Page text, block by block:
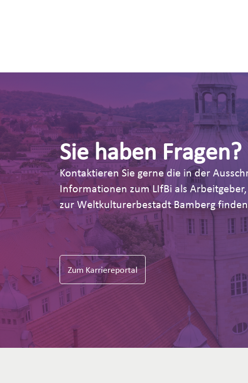
Sie haben Fragen?
Kontaktieren Sie gerne die in der
Informationen zum LIfBi als
zur Weltkulturerbestadt Bamberg
Zum Karriereportal